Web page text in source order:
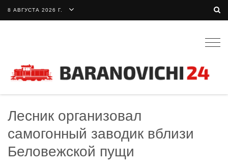
8 АВГУСТА 2026 Г.
Лесник организовал
самогонный заводик вблизи
Беловежской пущи